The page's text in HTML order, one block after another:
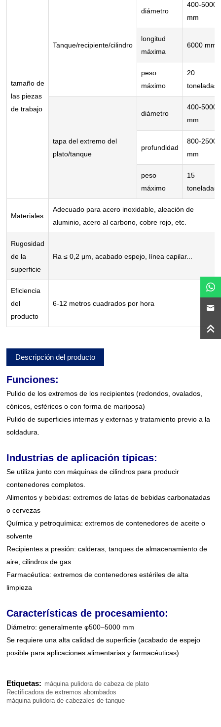
tamaño de
las piezas
de trabajo
Tanque/recipiente/cilindro
diámetro
400-5000
mm
longitud
máxima
6000 mm
peso
máximo
20
toneladas
tapa del extremo del
plato/tanque
diámetro
400-5000
mm
profundidad
800-2500
mm
peso
máximo
15
toneladas
Materiales
Adecuado para acero inoxidable, aleación de
aluminio, acero al carbono, cobre rojo, etc.
Rugosidad
de la
superficie
Ra ≤ 0,2 μm, acabado espejo, línea capilar...
Eficiencia
del
producto
6-12 metros cuadrados por hora
Descripción del producto
Funciones:
Pulido de los extremos de los recipientes (redondos, ovalados,
cónicos, esféricos o con forma de mariposa)
Pulido de superficies internas y externas y tratamiento previo a la
soldadura.
Industrias de aplicación típicas:
Se utiliza junto con máquinas de cilindros para producir
contenedores completos.
Alimentos y bebidas: extremos de latas de bebidas carbonatadas
o cervezas
Química y petroquímica: extremos de contenedores de aceite o
solvente
Recipientes a presión: calderas, tanques de almacenamiento de
aire, cilindros de gas
Farmacéutica: extremos de contenedores estériles de alta
limpieza
Características de procesamiento:
Diámetro: generalmente φ500–5000 mm
Se requiere una alta calidad de superficie (acabado de espejo
posible para aplicaciones alimentarias y farmacéuticas)
Etiquetas: máquina pulidora de cabeza de plato
Rectificadora de extremos abombados
máquina pulidora de cabezales de tanque